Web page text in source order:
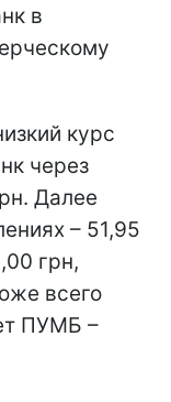
в
курс
через
Далее
– 51,95
грн,
всего
ПУМБ –